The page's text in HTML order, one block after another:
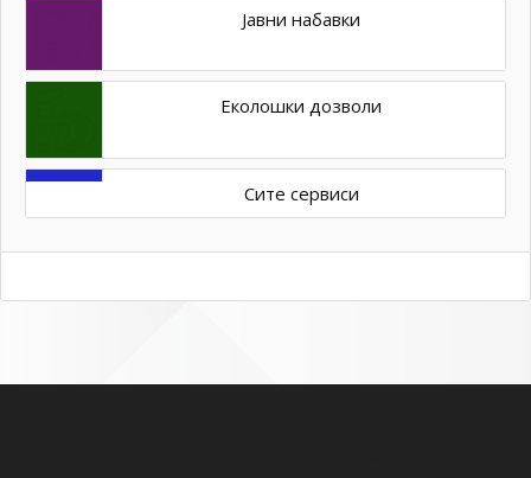
Јавни набавки
Еколошки дозволи
Сите сервиси